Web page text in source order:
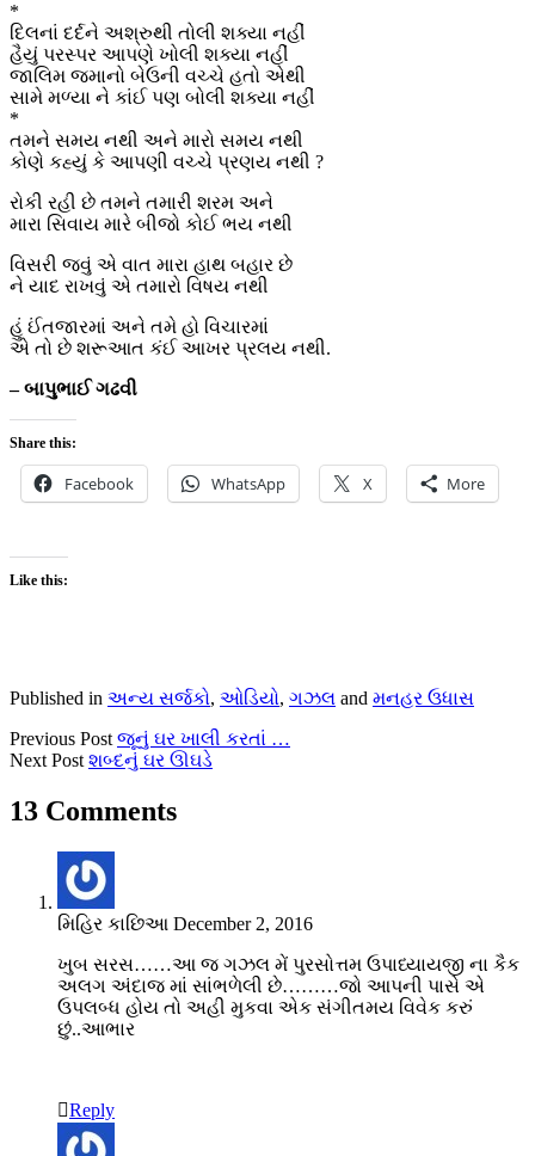
*
દિલનાં દર્દને અશ્રુથી તોલી શક્યા નહીં
હૈયું પરસ્પર આપણે ખોલી શક્યા નહીં
જાલિમ જમાનો બેઉની વચ્ચે હતો એથી
સામે મળ્યા ને કાંઈ પણ બોલી શક્યા નહીં
*
તમને સમય નથી અને મારો સમય નથી
કોણે કહ્યું કે આપણી વચ્ચે પ્રણય નથી ?
રોકી રહી છે તમને તમારી શરમ અને
મારા સિવાય મારે બીજો કોઈ ભય નથી
વિસરી જવું એ વાત મારા હાથ બહાર છે
ને યાદ રાખવું એ તમારો વિષય નથી
હું ઈંતજારમાં અને તમે હો વિચારમાં
એ તો છે શરૂઆત કંઈ આખર પ્રલય નથી.
– બાપુભાઈ ગઢવી
Share this:
Facebook WhatsApp X More
Like this:
Published in અન્ય સર્જકો, ઓડિયો, ગઝલ and મનહર ઉધાસ
Previous Post જૂનું ઘર ખાલી કરતાં …
Next Post શબ્દનું ઘર ઊઘડે
13 Comments
મિહિર કાછિઆ December 2, 2016
ખુબ સરસ……આ જ ગઝલ મેં પુરસોત્તમ ઉપાધ્યાયજી ના કૈક
અલગ અંદાજ માં સાંભળેલી છે………જો આપની પાસે એ
ઉપલબ્ધ હોય તો અહી મુકવા એક સંગીતમય વિવેક કરું
છું..આભાર
Reply